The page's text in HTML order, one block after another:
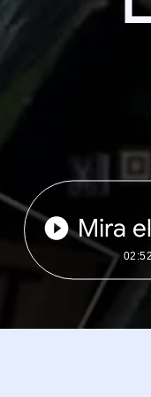
Mira
02:52